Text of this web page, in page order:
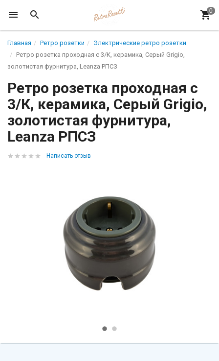
Главная Ретро розетки
Электрические ретро розетки
Ретро розетка проходная с 3/К, керамика, Серый Grigio,
золотистая фурнитура, Leanza РПСЗ
Ретро розетка проходная с
3/К, керамика, Серый Grigio,
золотистая фурнитура,
Leanza РПСЗ
Написать отзыв